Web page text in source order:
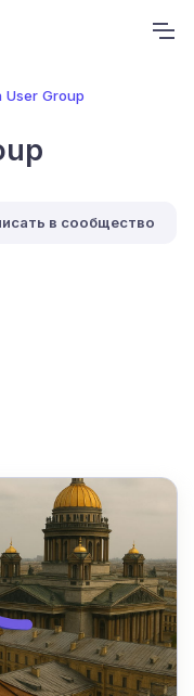
User Group
в сообщество